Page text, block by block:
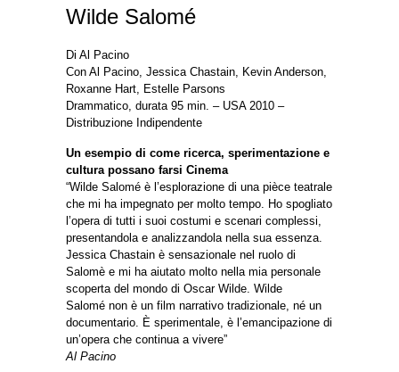
Wilde Salomé
Di Al Pacino
Con Al Pacino, Jessica Chastain, Kevin Anderson,
Roxanne Hart, Estelle Parsons
Drammatico, durata 95 min. – USA 2010 –
Distribuzione Indipendente
Un esempio di come ricerca, sperimentazione e
cultura possano farsi Cinema
“Wilde Salomé è l’esplorazione di una pièce teatrale
che mi ha impegnato per molto tempo. Ho spogliato
l’opera di tutti i suoi costumi e scenari complessi,
presentandola e analizzandola nella sua essenza.
Jessica Chastain è sensazionale nel ruolo di
Salomè e mi ha aiutato molto nella mia personale
scoperta del mondo di Oscar Wilde. Wilde
Salomé non è un film narrativo tradizionale, né un
documentario. È sperimentale, è l’emancipazione di
un’opera che continua a vivere”
Al Pacino